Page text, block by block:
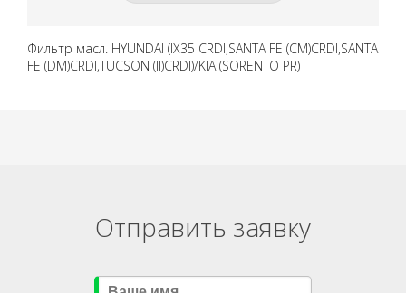
Фильтр масл. HYUNDAI (IX35 CRDI,SANTA FE (CM)CRDI,SANTA
FE (DM)CRDI,TUCSON (II)CRDI)/KIA (SORENTO PR)
Отправить заявку